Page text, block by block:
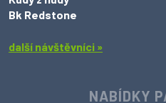
Bk Redstone
další návštěvníci »
NABÍDKY